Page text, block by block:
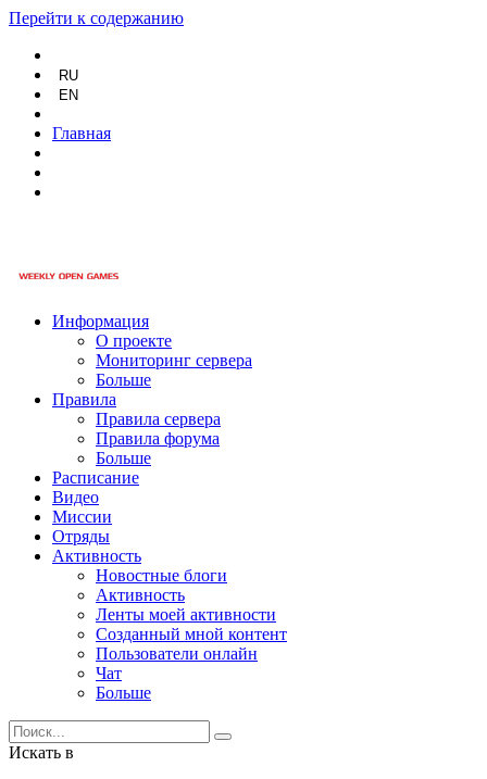
Перейти к содержанию
RU
EN
Главная
Информация
О проекте
Мониторинг сервера
Больше
Правила
Правила сервера
Правила форума
Больше
Расписание
Видео
Миссии
Отряды
Активность
Новостные блоги
Активность
Ленты моей активности
Созданный мной контент
Пользователи онлайн
Чат
Больше
Искать в